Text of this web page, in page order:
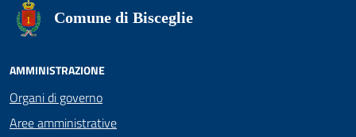
Comune di Bisceglie
AMMINISTRAZIONE
Organi di governo
Aree amministrative